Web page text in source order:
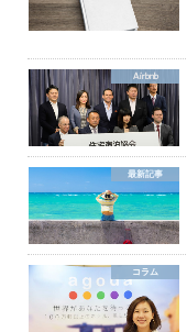
Airbnb
最新記事
コラム